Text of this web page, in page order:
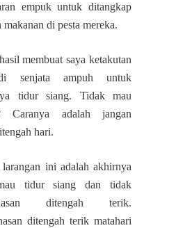
empuk untuk ditangkap
di pesta mereka.
membuat saya ketakutan
senjata ampuh untuk
tidur siang. Tidak mau
adalah jangan
hari.
ini adalah akhirnya
tidur siang dan tidak
ditengah terik.
ditengah terik matahari